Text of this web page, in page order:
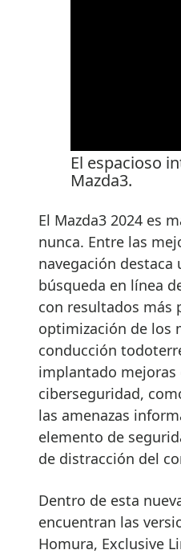
El espacioso
Mazda3.
El Mazda3 2024 es
nunca. Entre las
navegación destaca
búsqueda en línea
con resultados más
optimización de los
conducción
implantado mejoras
ciberseguridad,
las amenazas
elemento de
de distracción del
Dentro de esta
encuentran las
Homura, Exclusive